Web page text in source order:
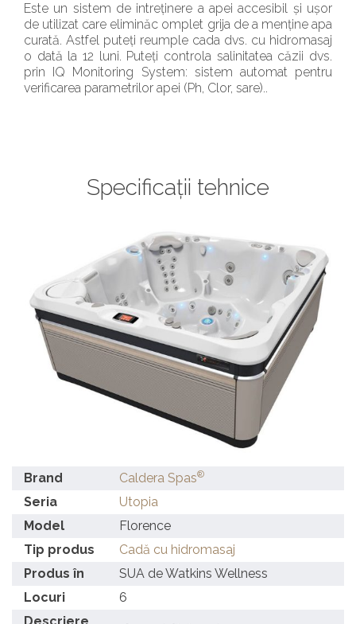
Este un sistem de intreținere a apei accesibil și ușor
de utilizat care eliminăc omplet grija de a menține apa
curată. Astfel puteți reumple cada dvs. cu hidromasaj
o dată la 12 luni. Puteți controla salinitatea căzii dvs.
prin IQ Monitoring System: sistem automat pentru
verificarea parametrilor apei (Ph, Clor, sare)..
Specificații tehnice
Brand Caldera Spas®
Seria
Utopia
Model
Florence
Tip produs
Cadă cu hidromasaj
Produs în
SUA de Watkins Wellness
Locuri
6